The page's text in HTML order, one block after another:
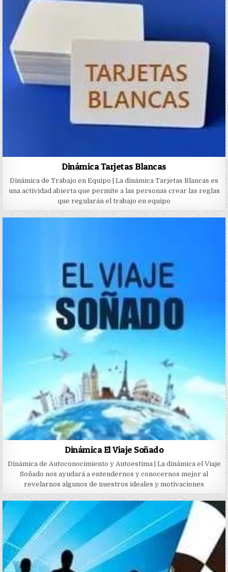
Dinámica Tarjetas Blancas
Dinámica de Trabajo en Equipo | La dinámica Tarjetas Blancas es
una actividad abierta que permite a las personas crear las reglas
que regularán el trabajo en equipo
Dinámica El Viaje Soñado
Dinámica de Autoconocimiento y Autoestima | La dinámica el Viaje
Soñado nos ayudará a entendernos y conocernos mejor al
revelarnos algunos de nuestros ideales y motivaciones